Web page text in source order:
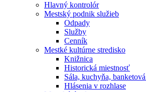
Hlavný kontrolór
Mestský podnik služieb
Odpady
Služby
Cenník
Mestké kultúrne stredisko
Knižnica
Historická miestnosť
Sála, kuchyňa,
Hlásenia v rozhlase